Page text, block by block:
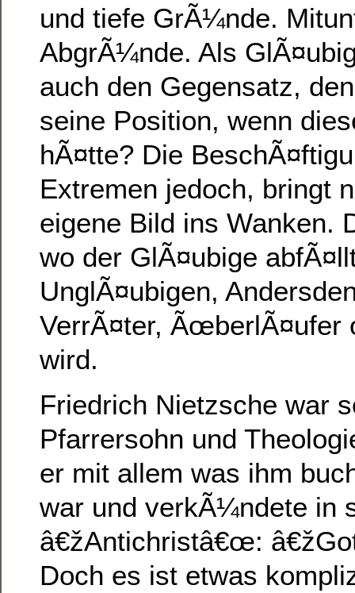
und tiefe GrÃ¼nde.
AbgrÃ¼nde. Als
auch den Gegensatz,
seine Position, wenn
hÃ¤tte? Die
Extremen jedoch, bringt
eigene Bild ins Wanken.
wo der GlÃ¤ubige
UnglÃ¤ubigen,
VerrÃ¤ter, ÃœberlÃ¤ufer
wird.
Friedrich Nietzsche war
Pfarrersohn und
er mit allem was ihm
war und verkÃ¼ndete in
â€žAntichristâ€œ:
Doch es ist etwas